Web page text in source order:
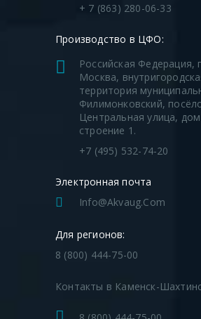
+ 7 (863) 280-06-33
Производство в ЦФО:
Российская Федерация,
Москва,
территория
Филимонковский,
Центральная улица,
строение 1.
+7 (495) 532-74-20
Электронная почта
Info@akvaug.com
Для регионов:
8 (800) 444-75-00
Контакты в Каменск-